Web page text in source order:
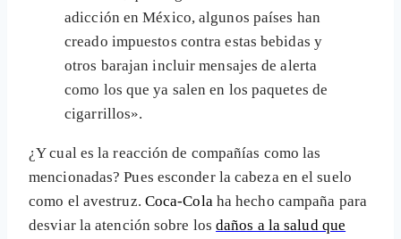
adicción en México, algunos países han
creado impuestos contra estas bebidas y
otros barajan incluir mensajes de alerta
como los que ya salen en los paquetes de
cigarrillos».
¿Y cual es la reacción de compañías como las
mencionadas? Pues esconder la cabeza en el suelo
como el avestruz. Coca-Cola ha hecho campaña para
desviar la atención sobre losdaños a la salud que